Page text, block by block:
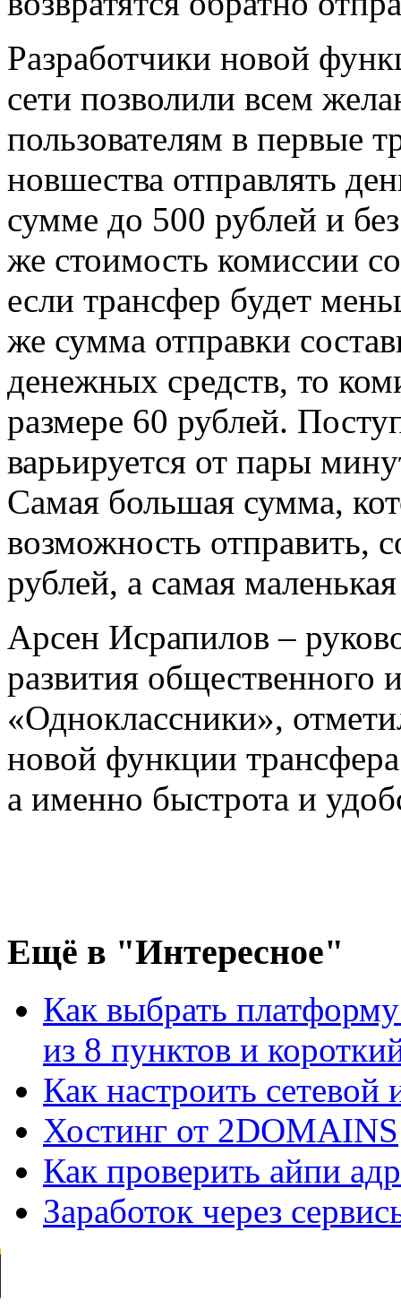
Разработчики новой
сети позволили всем
пользователям в первые
новшества отправлять
сумме до 500 рублей и
же стоимость комиссии
если трансфер будет
же сумма отправки
денежных средств, то
размере 60 рублей.
варьируется от пары
Самая большая сумма,
возможность отправить,
рублей, а самая
Арсен Исрапилов –
развития общественного
«Одноклассники»,
новой функции
а именно быстрота и
Ещё в "Интересное"
Как выбрать
из 8 пунктов и
Как настроить
Хостинг от 2DOMAINS
Как проверить айпи
Заработок через